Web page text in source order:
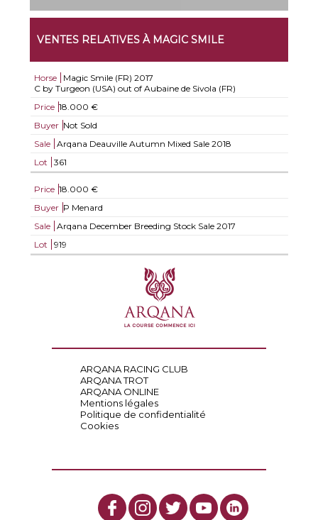
VENTES RELATIVES À MAGIC SMILE
Horse Magic Smile (FR) 2017
C by Turgeon (USA) out of Aubaine de Sivola (FR)
Price 18.000 €
Buyer Not Sold
Sale
Arqana Deauville Autumn Mixed Sale 2018
Lot
361
Price 18.000 €
Buyer P Menard
Sale
Arqana December Breeding Stock Sale 2017
Lot
919
ARQANA RACING CLUB
ARQANA TROT
ARQANA ONLINE
Mentions légales
Politique de confidentialité
Cookies